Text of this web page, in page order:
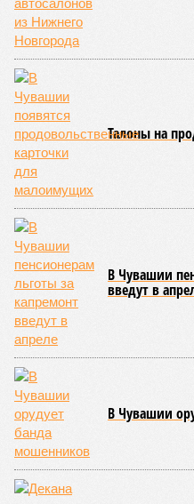
Талоны на
В Чувашии
введут в
В Чувашии